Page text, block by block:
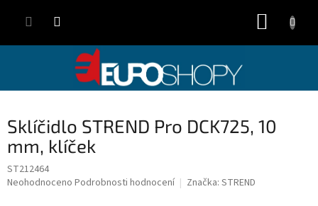
Sklíčidlo STREND Pro DCK725, 10
mm, klíček
ST212464
Průměrné
Neohodnoceno Podrobnosti hodnocení Značka: STREND